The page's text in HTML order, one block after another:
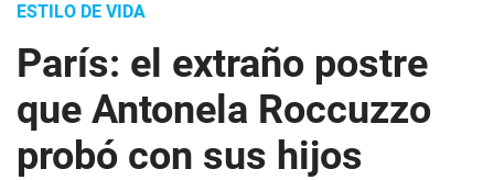
ESTILO DE VIDA
París: el extraño postre
que Antonela Roccuzzo
probó con sus hijos